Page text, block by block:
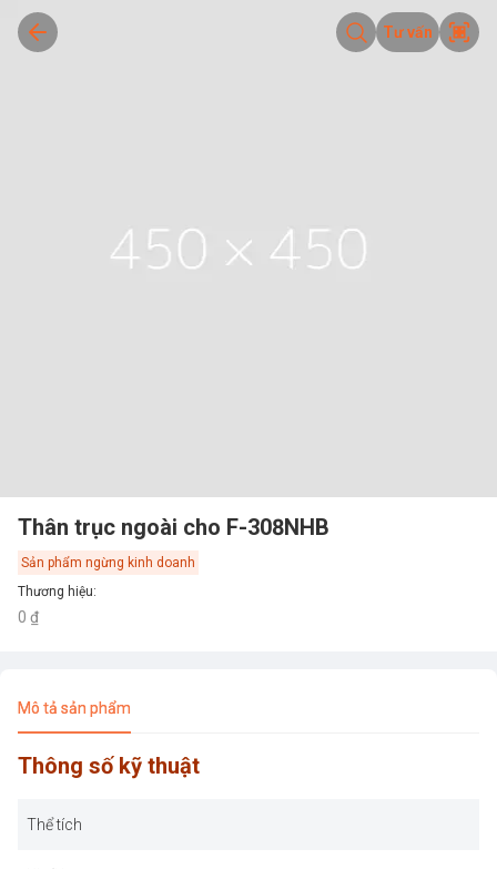
Tư vấn
Thân trục ngoài cho F-308NHB
Sản phẩm ngừng kinh doanh
Thương hiệu:
0 ₫
Mô tả sản phẩm
Thông số kỹ thuật
Thể tích